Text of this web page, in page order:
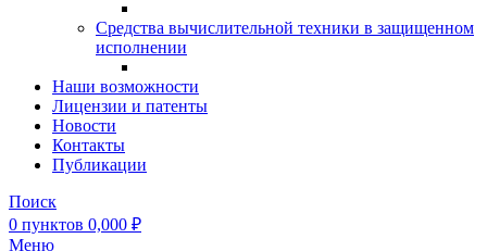
Средства вычислительной техники в защищенном
исполнении
Наши возможности
Лицензии и патенты
Новости
Контакты
Публикации
Поиск
0 пунктов 0,000 ₽
Меню